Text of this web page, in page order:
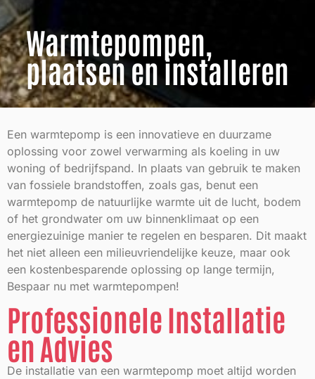
Warmtepompen,
plaatsen en installeren
Een warmtepomp is een innovatieve en duurzame
oplossing voor zowel verwarming als koeling in uw
woning of bedrijfspand. In plaats van gebruik te maken
van fossiele brandstoffen, zoals gas, benut een
warmtepomp de natuurlijke warmte uit de lucht, bodem
of het grondwater om uw binnenklimaat op een
energiezuinige manier te regelen en besparen. Dit maakt
het niet alleen een milieuvriendelijke keuze, maar ook
een kostenbesparende oplossing op lange termijn,
Bespaar nu met warmtepompen!
Professionele Installatie
en Advies
De installatie van een warmtepomp moet altijd worden